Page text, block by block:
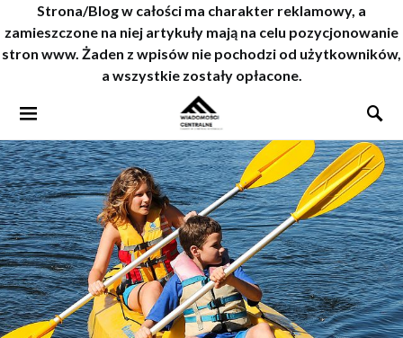
Strona/Blog w całości ma charakter reklamowy, a
zamieszczone na niej artykuły mają na celu pozycjonowanie
stron www. Żaden z wpisów nie pochodzi od użytkowników,
a wszystkie zostały opłacone.